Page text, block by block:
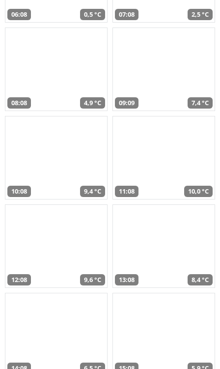
06:08 0,5 °C 07:08 2,5 °C
08:08 4,9 °C 09:09 7,4 °C
10:08 9,4 °C 11:08 10,0 °C
12:08 9,6 °C 13:08 8,4 °C